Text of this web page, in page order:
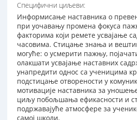
Специфични циљеви:
Информисање наставника о
при уочавању промена фокуса
факторима који ремете усвајање
часовима. Стицање знања и
могуће: o усмерити пажњу,
олакшати усвајање наставних
унапредити однос са ученицима
подстицање отворености у
мотивације наставника за
циљу побољшања ефикасности и
подржавајуће атмосфере за
самој школи.